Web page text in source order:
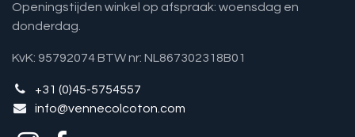
Openingstijden winkel op afspraak: woensdag en
donderdag.
KvK: 95792074 BTW nr: NL867302318B01
+31 (0)45-5754557
info@vennecolcoton.com